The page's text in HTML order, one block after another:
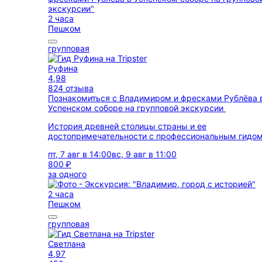
2 часа
Пешком
групповая
Руфина
4,98
824 отзыва
Познакомиться с Владимиром и фресками Рублёва
Успенском соборе на групповой экскурсии
История древней столицы страны и ее
достопримечательности с профессиональным
пт, 7 авг в 14:00вс, 9 авг в 11:00
800 ₽
за одного
2 часа
Пешком
групповая
Светлана
4,97